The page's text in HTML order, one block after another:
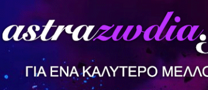
γεμάτη ενθουσιασμό και πνευματική
συναντά την ενεργητικότητα του Κριού,
νέες εμπειρίες και αμοιβαία